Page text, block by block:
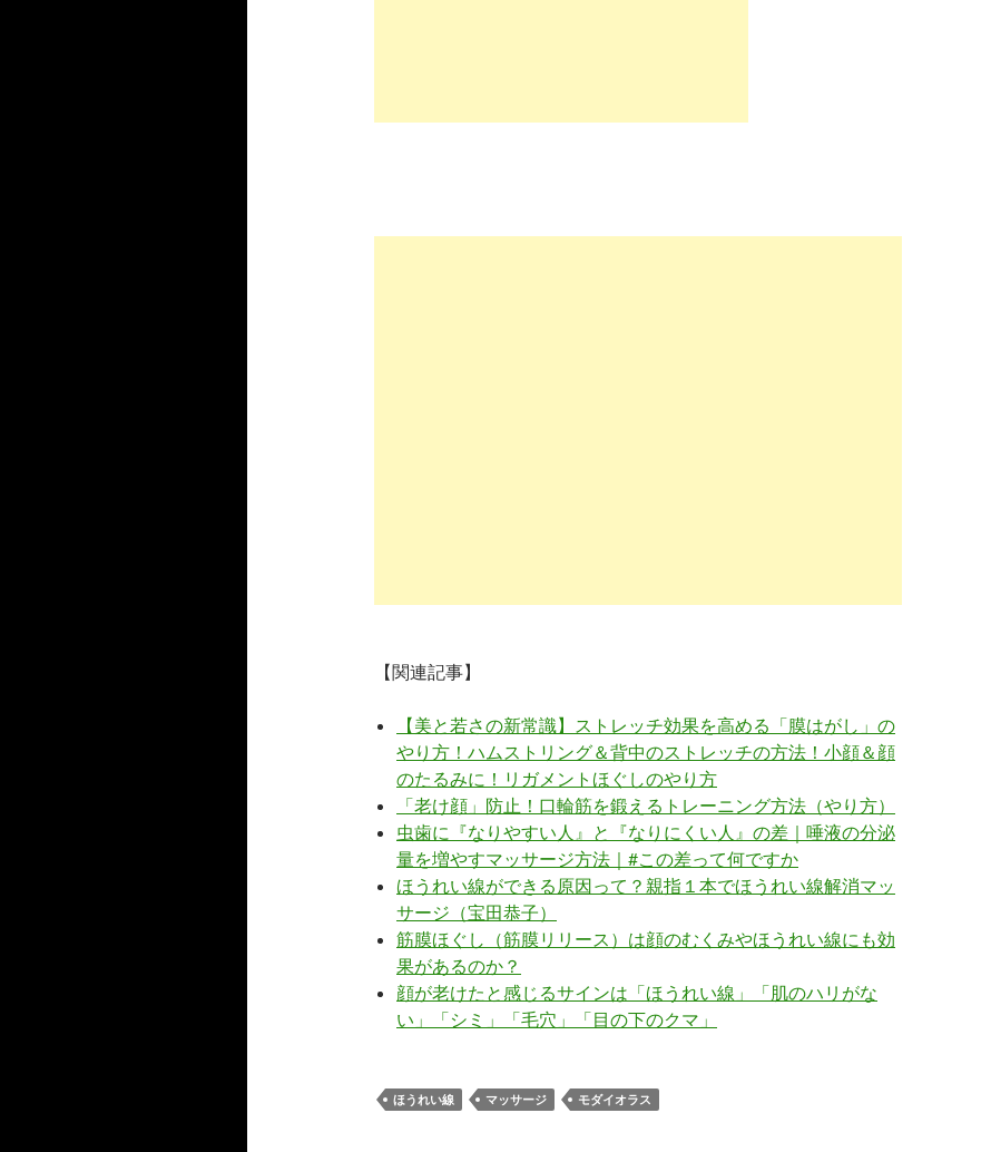
【関連記事】
【美と若さの新常識】ストレッチ効果を高める「膜はがし」の
やり方！ハムストリング＆背中のストレッチの方法！小顔＆顔
のたるみに！リガメントほぐしのやり方
「老け顔」防止！口輪筋を鍛えるトレーニング方法（やり方）
虫歯に『なりやすい人』と『なりにくい人』の差｜唾液の分泌
量を増やすマッサージ方法｜#この差って何ですか
ほうれい線ができる原因って？親指１本でほうれい線解消マッ
サージ（宝田恭子）
筋膜ほぐし（筋膜リリース）は顔のむくみやほうれい線にも効
果があるのか？
顔が老けたと感じるサインは「ほうれい線」「肌のハリがな
い」「シミ」「毛穴」「目の下のクマ」
ほうれい線 マッサージ モダイオラス